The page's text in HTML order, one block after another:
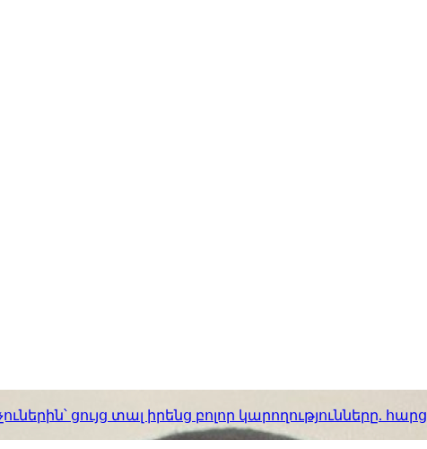
ցույց տալ իրենց բոլոր կարողությունները.